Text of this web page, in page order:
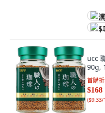
ucc
90g,
首購
$168
($9.33/